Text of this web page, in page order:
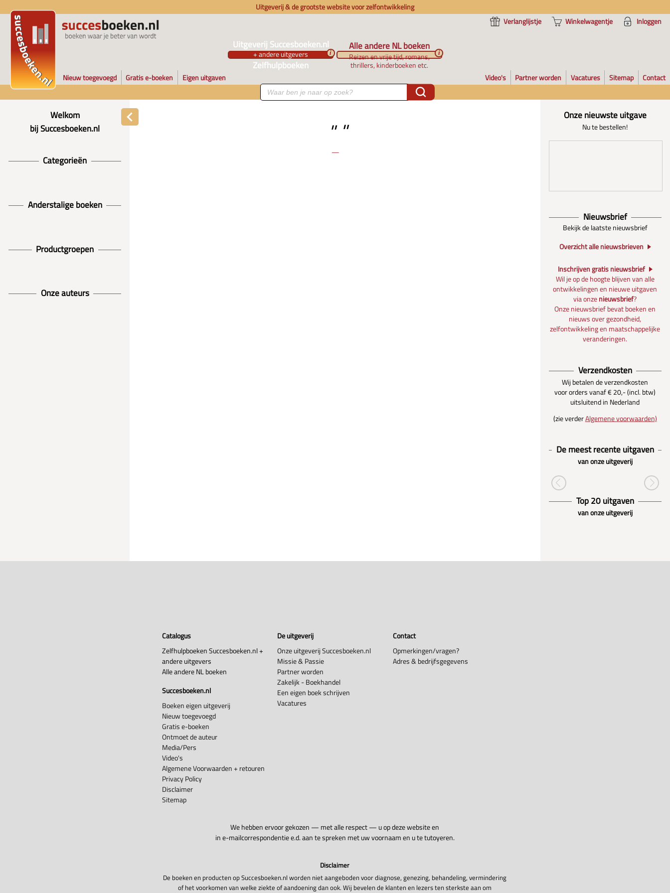
Uitgeverij & de grootste website voor zelfontwikkeling
Verlanglijstje
Winkelwagentje Inloggen
Uitgeverij Succesboeken.nl
+ andere uitgevers
Zelfhulpboeken
i
Alle andere NL boeken
Reizen en vrije tijd, romans,
thrillers, kinderboeken etc.
i
Nieuw toegevoegd Gratis e-boeken Eigen uitgaven Video's Partner worden Vacatures Sitemap Contact
Welkom
bij Succesboeken.nl
Categorieën
Anderstalige boeken
Productgroepen
Onze auteurs
Onze nieuwste uitgave
Nu te bestellen!
Nieuwsbrief
Bekijk de laatste nieuwsbrief
Overzicht alle nieuwsbrieven
Inschrijven gratis nieuwsbrief
Wil je op de hoogte blijven van alle
ontwikkelingen en nieuwe uitgaven
via onzenieuwsbrief?
Onze nieuwsbrief bevat boeken en
nieuws over gezondheid,
zelfontwikkeling en maatschappelijke
veranderingen.
Verzendkosten
Wij betalen de verzendkosten
voor orders vanaf € 20,- (incl. btw)
uitsluitend in Nederland
(zie verderAlgemene voorwaarden)
De meest recente uitgaven
van onze uitgeverij
Top 20 uitgaven
van onze uitgeverij
Catalogus
Zelfhulpboeken Succesboeken.nl +
andere uitgevers
Alle andere NL boeken
Succesboeken.nl
Boeken eigen uitgeverij
Nieuw toegevoegd
Gratis e-boeken
Ontmoet de auteur
Media/Pers
Video's
Algemene Voorwaarden + retouren
Privacy Policy
Disclaimer
Sitemap
De uitgeverij
Onze uitgeverij Succesboeken.nl
Missie & Passie
Partner worden
Zakelijk - Boekhandel
Een eigen boek schrijven
Vacatures
Contact
Opmerkingen/vragen?
Adres & bedrijfsgegevens
We hebben ervoor gekozen — met alle respect — u op deze website en
in e-mailcorrespondentie e.d. aan te spreken met uw voornaam en u te tutoyeren.
Disclaimer
De boeken en producten op Succesboeken.nl worden niet aangeboden voor diagnose, genezing, behandeling, vermindering
of het voorkomen van welke ziekte of aandoening dan ook. Wij bevelen de klanten en lezers ten sterkste aan om